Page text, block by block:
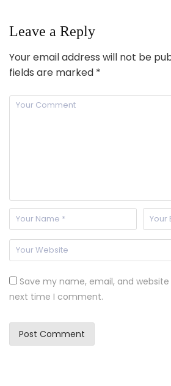
Leave a Reply
Your email address will not be
fields are marked *
Save my name, email, and
next time I comment.